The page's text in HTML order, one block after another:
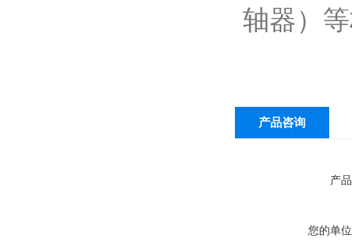
轴器）
产品咨询
产
您的单